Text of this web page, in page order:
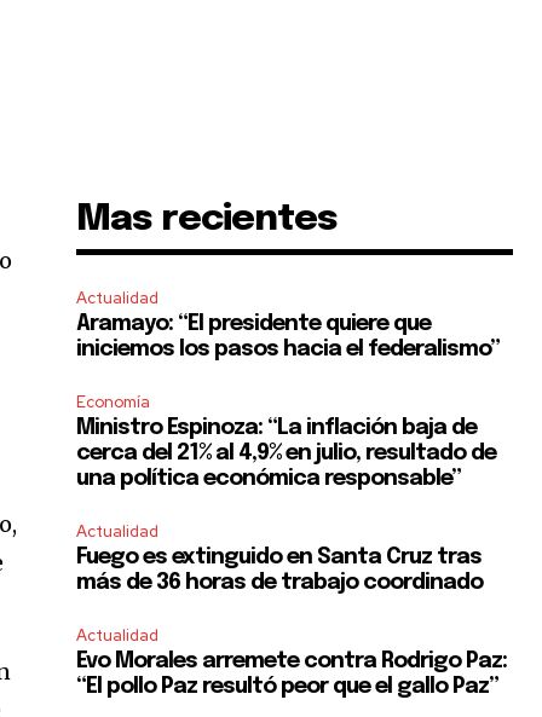
Mas recientes
Actualidad
Aramayo: “El presidente quiere que
iniciemos los pasos hacia el federalismo”
Economía
Ministro Espinoza: “La inflación baja de
cerca del 21% al 4,9% en julio, resultado de
una política económica responsable”
Actualidad
Fuego es extinguido en Santa Cruz tras
más de 36 horas de trabajo coordinado
Actualidad
Evo Morales arremete contra Rodrigo Paz:
“El pollo Paz resultó peor que el gallo Paz”